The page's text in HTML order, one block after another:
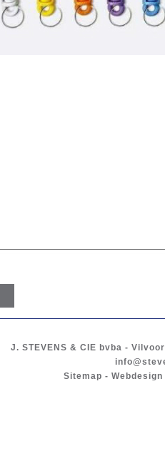
J. STEVENS & CIE bvba -
Sitemap -